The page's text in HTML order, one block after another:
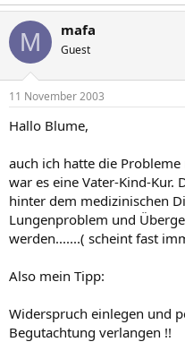
M mafa
Guest
11 November 2003
Hallo Blume,
auch ich hatte die
war es eine Vater-Kind-Kur.
hinter dem medizinischen
Lungenproblem und
werden.......( scheint fast
Also mein Tipp:
Widerspruch einlegen und
Begutachtung verlangen !!